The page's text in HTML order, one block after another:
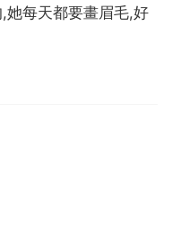
她每天都要畫眉毛,好